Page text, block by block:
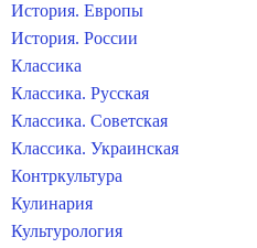
История. Европы
История. России
Классика
Классика. Русская
Классика. Советская
Классика. Украинская
Контркультура
Кулинария
Культурология